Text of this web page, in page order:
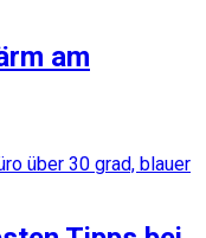
am